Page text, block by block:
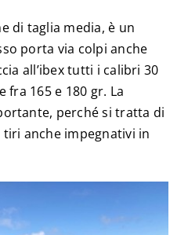
di taglia media, è un
porta via colpi anche
all’ibex tutti i calibri 30
fra 165 e 180 gr. La
perché si tratta di
anche impegnativi in